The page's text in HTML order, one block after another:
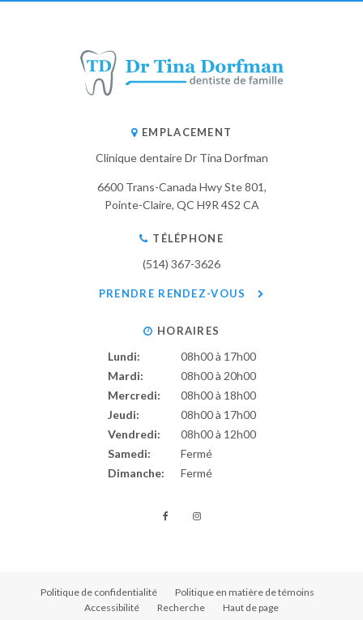
EMPLACEMENT
Clinique dentaire Dr Tina Dorfman
6600 Trans-Canada Hwy Ste 801
Pointe-Claire QC H9R 4S2 CA
TÉLÉPHONE
(514) 367-3626
PRENDRE RENDEZ-VOUS
HORAIRES
Lundi:
08h00 à 17h00
Mardi:
08h00 à 20h00
Mercredi:
08h00 à 18h00
Jeudi:
08h00 à 17h00
Vendredi:
08h00 à 12h00
Samedi:
Fermé
Dimanche:
Fermé
Politique de confidentialité
Politique en matière de témoins
Accessibilité
Recherche Haut de page